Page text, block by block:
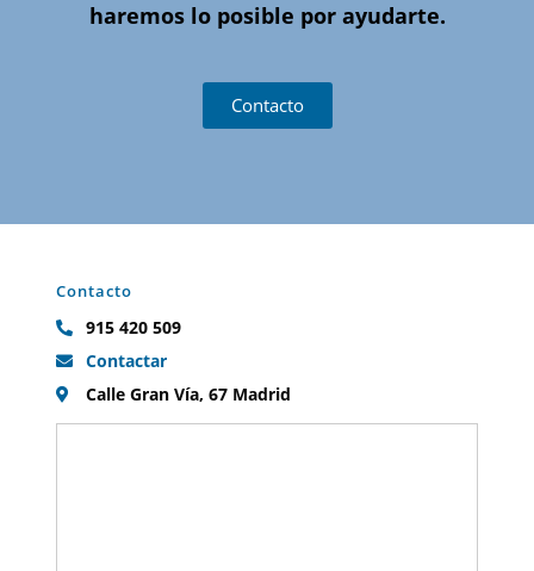
haremos lo posible por ayudarte.
Contacto
Contacto
915 420 509
Contactar
Calle Gran Vía, 67 Madrid